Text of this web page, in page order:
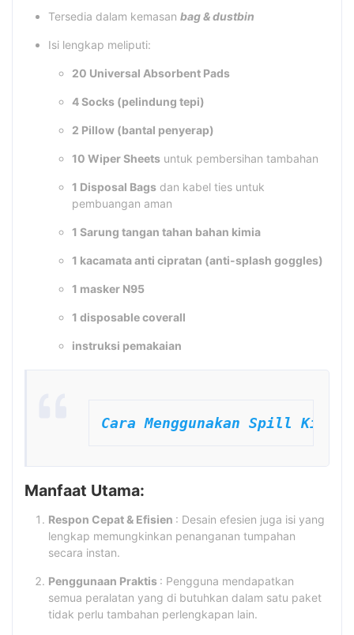
Tersedia dalam kemasan bag & dustbin
Isi lengkap meliputi:
20 Universal Absorbent Pads
4 Socks (pelindung tepi)
2 Pillow (bantal penyerap)
10 Wiper Sheets untuk pembersihan tambahan
1 Disposal Bags dan kabel ties untuk
pembuangan aman
1 Sarung tangan tahan bahan kimia
1 kacamata anti cipratan (anti-splash goggles)
1 masker N95
1 disposable coverall
instruksi pemakaian
Cara Menggunakan Spill Kit &
Manfaat Utama:
Respon Cepat & Efisien : Desain efesien juga isi yang
lengkap memungkinkan penanganan tumpahan
secara instan.
Penggunaan Praktis : Pengguna mendapatkan
semua peralatan yang di butuhkan dalam satu paket
tidak perlu tambahan perlengkapan lain.